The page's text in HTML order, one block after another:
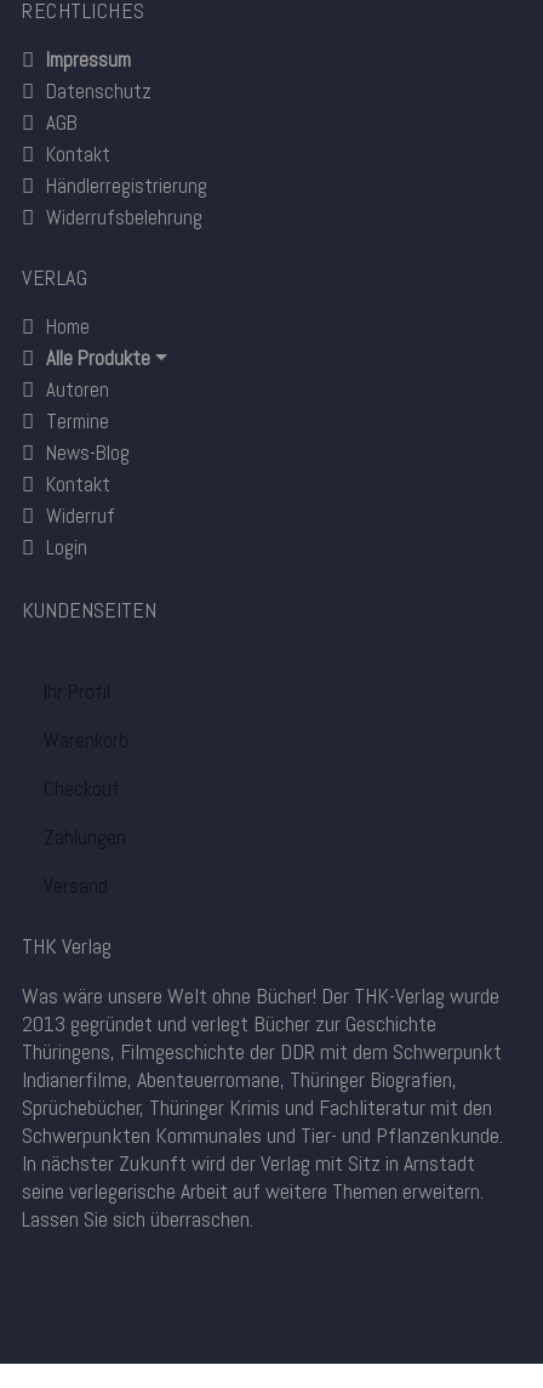
RECHTLICHES
Impressum
Datenschutz
AGB
Kontakt
Händlerregistrierung
Widerrufsbelehrung
VERLAG
Home
Alle Produkte
Autoren
Termine
News-Blog
Kontakt
Widerruf
Login
KUNDENSEITEN
Ihr Profil
Warenkorb
Checkout
Zahlungen
Versand
THK Verlag
Was wäre unsere Welt ohne Bücher! Der THK-Verlag wurde
2013 gegründet und verlegt Bücher zur Geschichte
Thüringens, Filmgeschichte der DDR mit dem Schwerpunkt
Indianerfilme, Abenteuerromane, Thüringer Biografien,
Sprüchebücher, Thüringer Krimis und Fachliteratur mit den
Schwerpunkten Kommunales und Tier- und Pflanzenkunde.
In nächster Zukunft wird der Verlag mit Sitz in Arnstadt
seine verlegerische Arbeit auf weitere Themen erweitern.
Lassen Sie sich überraschen.